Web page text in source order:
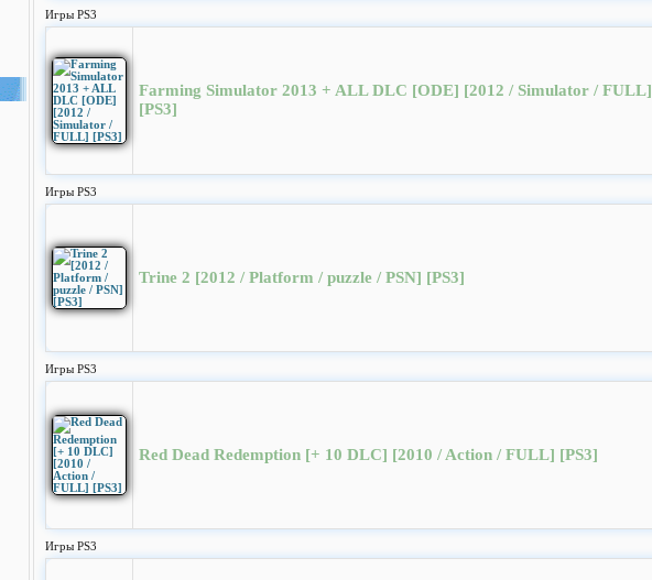
Игры PS3
Farming Simulator 2013 + ALL DLC [ODE] [2012 / Simulator / FULL]
[PS3]
Игры PS3
Trine 2 [2012 / Platform / puzzle / PSN] [PS3]
Игры PS3
Red Dead Redemption [+ 10 DLC] [2010 / Action / FULL] [PS3]
Игры PS3